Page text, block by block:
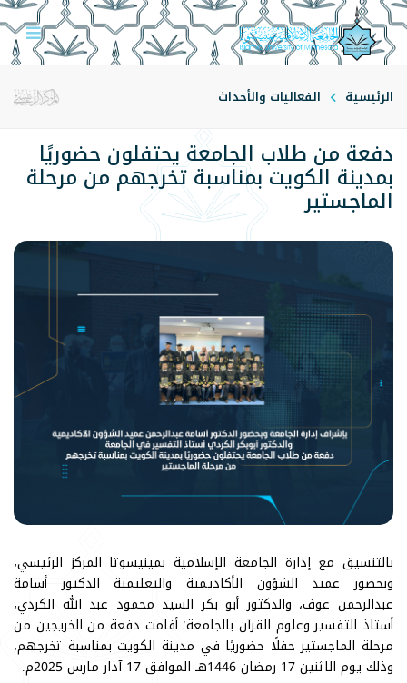
الرئيسية الفعاليات والأحداث
دفعة من طلاب الجامعة يحتفلون حضوريًا
بمدينة الكويت بمناسبة تخرجهم من مرحلة
الماجستير
بالتنسيق مع إدارة الجامعة الإسلامية بمينيسوتا المركز الرئيسي،
وبحضور عميد الشؤون الأكاديمية والتعليمية الدكتور أسامة
عبدالرحمن عوف، والدكتور أبو بكر السيد محمود عبد الله الكردي،
أستاذ التفسير وعلوم القرآن بالجامعة؛ أقامت دفعة من الخريجين من
مرحلة الماجستير حفلًا حضوريًا في مدينة الكويت بمناسبة تخرجهم،
وذلك يوم الاثنين 17 رمضان 1446هـ الموافق 17 آذار مارس 2025م.